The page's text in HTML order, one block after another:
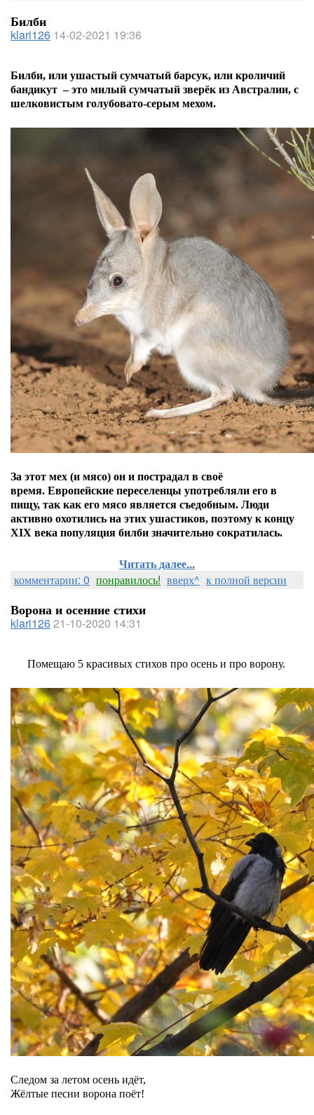
Билби
klari126 14-02-2021 19:36
Билби, или ушастый сумчатый барсук, или кроличий
бандикут –это милый сумчатый зверёк из Австралии, с
шелковистым голубовато-серым мехом.
За этот мех (и мясо) он и пострадал в своё
время. Европейские переселенцы употребляли его в
пищу, так как его мясо является съедобным. Люди
активно охотились на этих ушастиков, поэтому к концу
XIX века популяция билби значительно сократилась.
Читать далее...
комментарии: 0 понравилось! вверх^ к полной версии
Ворона и осенние стихи
klari12621-10-2020 14:31
Помещаю 5 красивых стихов про осень и про ворону.
Следом за летом осень идёт,
Жёлтые песни ворона поёт!